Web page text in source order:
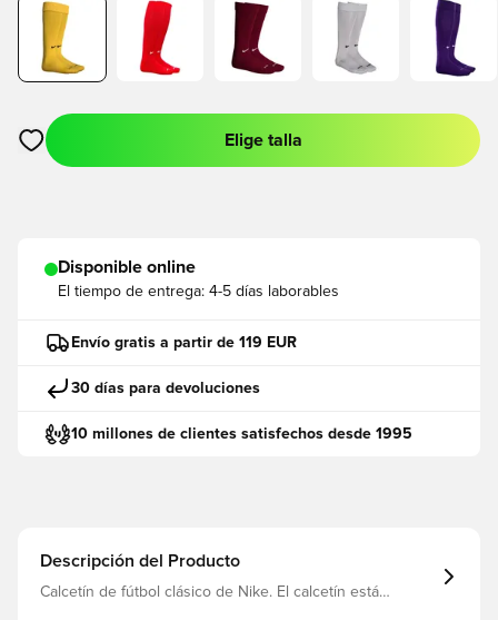
Abre un modal para iniciar sesión o registrarse como miembro
Elige talla
Disponible online
El tiempo de entrega: 4-5 días laborables
Envío gratis a partir de 119 EUR
30 días para devoluciones
10 millones de clientes satisfechos desde 1995
Descripción del Producto
Calcetín de fútbol clásico de Nike. El calcetín está